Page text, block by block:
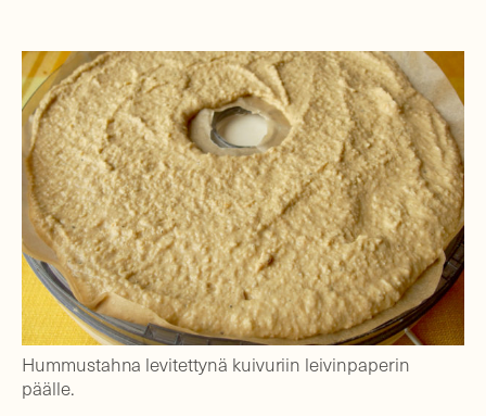
Hummustahna levitettynä kuivuriin leivinpaperin
päälle.